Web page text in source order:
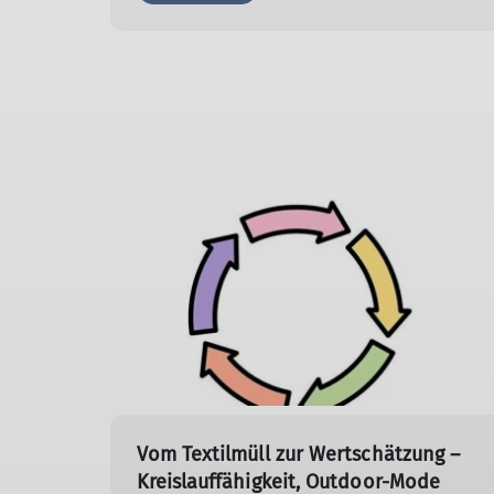
Vom Textilmüll zur Wertschätzung –
Kreislauffähigkeit, Outdoor-Mode